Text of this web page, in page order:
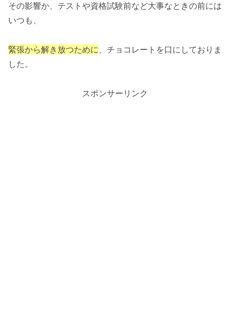
その影響か、テストや資格試験前など大事なときの前には
いつも、
緊張から解き放つために、チョコレートを口にしておりま
した。
スポンサーリンク